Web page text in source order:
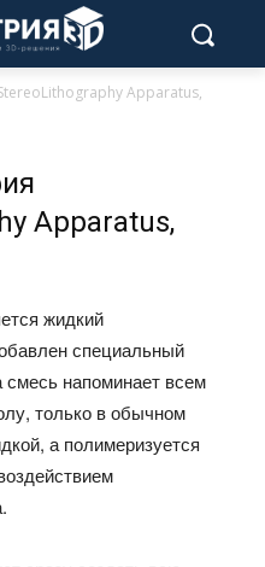
Apparatus,
Apparatus,
жидкий
специальный
смесь напоминает всем
только в обычном
а полимеризуется